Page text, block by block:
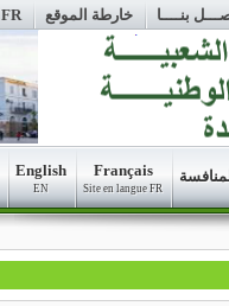
FR خارطة الموقع بنــــا
Français
Site en langue FR
English
EN